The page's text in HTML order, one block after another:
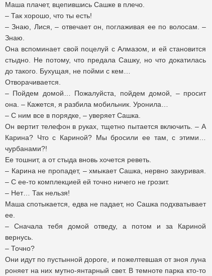
Маша плачет, вцепившись Сашке в плечо.
– Так хорошо, что ты есть!
– Знаю, Лися, – отвечает он, поглаживая ее по волосам. –
Знаю.
Она вспоминает свой поцелуй с Алмазом, и ей становится
стыдно. Не потому, что предала Сашку, но что докатилась
до такого. Бухущая, не пойми с кем…
Отворачивается.
– Пойдем домой… Пожалуйста, пойдем домой, – просит
она. – Кажется, я разбила мобильник. Уронила…
– С ним все в порядке, – уверяет Сашка.
Он вертит телефон в руках, тщетно пытается включить. – А
Карина? Что с Кариной? Мы бросили ее там, с этими…
чурбанами?!
Ее тошнит, а от стыда вновь хочется реветь.
– Карина не пропадет, – хмыкает Сашка, нервно закуривая.
– С ее-то комплекцией ей точно ничего не грозит.
– Нет… Так нельзя!
Маша спотыкается, едва не падает, но Сашка подхватывает
ее.
– Сначала тебя домой отведу, а потом и за Кариной
вернусь.
– Точно?
Они идут по пустынной дороге, и пожелтевшая от зноя луна
роняет на них мутно-янтарный свет. В темноте парка кто-то